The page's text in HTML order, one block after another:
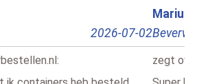
2026-07-02